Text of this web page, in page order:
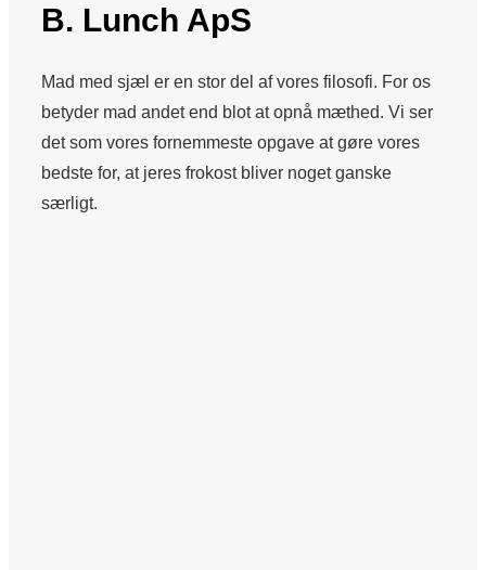
B. Lunch ApS
Mad med sjæl er en stor del af vores filosofi. For os
betyder mad andet end blot at opnå mæthed. Vi ser
det som vores fornemmeste opgave at gøre vores
bedste for, at jeres frokost bliver noget ganske
særligt.